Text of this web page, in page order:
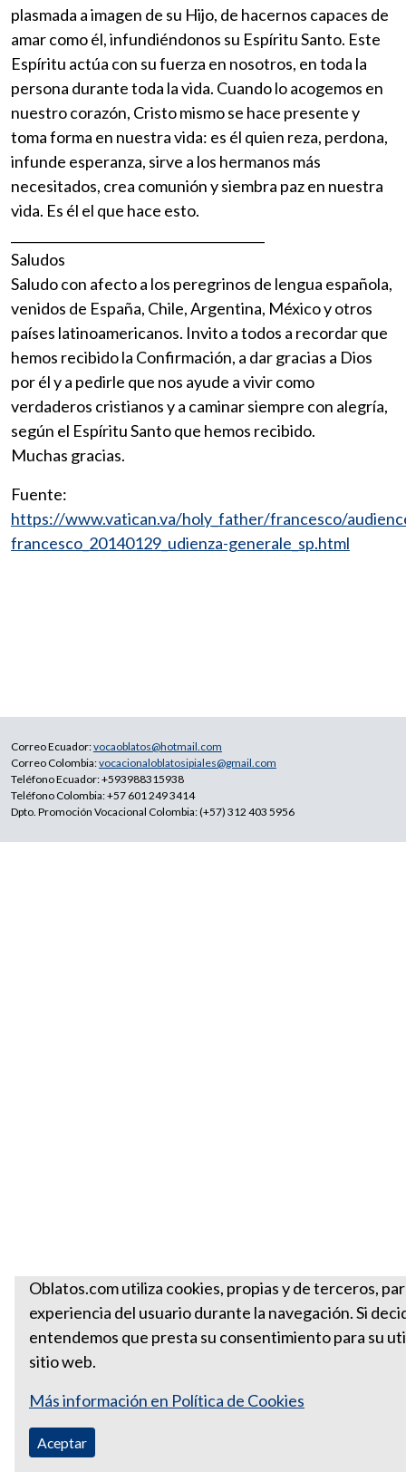
plasmada a imagen de su Hijo, de hacernos capaces de
amar como él, infundiéndonos su Espíritu Santo. Este
Espíritu actúa con su fuerza en nosotros, en toda la
persona durante toda la vida. Cuando lo acogemos en
nuestro corazón, Cristo mismo se hace presente y
toma forma en nuestra vida: es él quien reza, perdona,
infunde esperanza, sirve a los hermanos más
necesitados, crea comunión y siembra paz en nuestra
vida. Es él el que hace esto.
Saludos
Saludo con afecto a los peregrinos de lengua española,
venidos de España, Chile, Argentina, México y otros
países latinoamericanos. Invito a todos a recordar que
hemos recibido la Confirmación, a dar gracias a Dios
por él y a pedirle que nos ayude a vivir como
verdaderos cristianos y a caminar siempre con alegría,
según el Espíritu Santo que hemos recibido.
Muchas gracias.
Fuente:
https://www.vatican.va/holy_father/francesco/
francesco_20140129_udienza-generale_sp.html
Oblatos.com utiliza cookies, propias y de terceros,
experiencia del usuario durante la navegación. Si
entendemos que presta su consentimiento para su
sitio web.
Más información en Política de Cookies
Aceptar
Correo Ecuador:vocaoblatos@hotmail.com
Correo Colombia:vocacionaloblatosipiales@gmail.com
Teléfono Ecuador: +593988315938
Teléfono Colombia: +57 601 249 3414
Dpto. Promoción Vocacional Colombia: (+57) 312 403 5956